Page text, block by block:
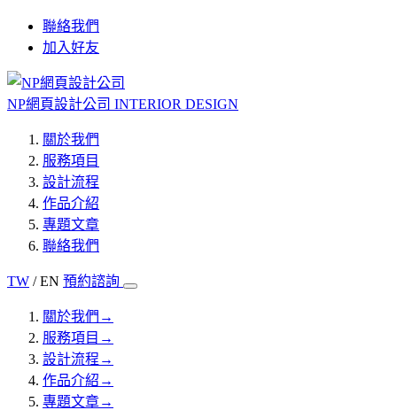
聯絡我們
加入好友
NP網頁設計公司 INTERIOR DESIGN
關於我們
服務項目
設計流程
作品介紹
專題文章
聯絡我們
TW / EN 預約諮詢
關於我們 →
服務項目 →
設計流程 →
作品介紹 →
專題文章→